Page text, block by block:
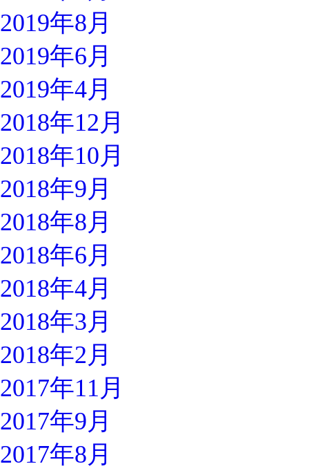
2019年8月
2019年6月
2019年4月
2018年12月
2018年10月
2018年9月
2018年8月
2018年6月
2018年4月
2018年3月
2018年2月
2017年11月
2017年9月
2017年8月